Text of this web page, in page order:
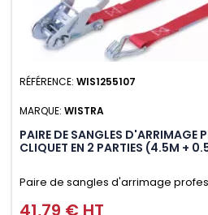
RÉFÉRENCE: WIS1255107
MARQUE: WISTRA
PAIRE DE SANGLES D'ARRIMAGE
CLIQUET EN 2 PARTIES (4.5M +
Paire de sangles d'arrimage
crochet en 2 parties (4.5M + 0.5M /
Prix
41,79 € HT